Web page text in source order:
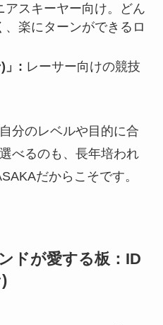
アスキーヤー向け。どん
楽にターンができるロ
」: レーサー向けの競技
分のレベルや目的に合
べるのも、長年培われ
だからこそです。
ドが愛する板：ID